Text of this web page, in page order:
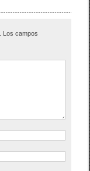
Los campos